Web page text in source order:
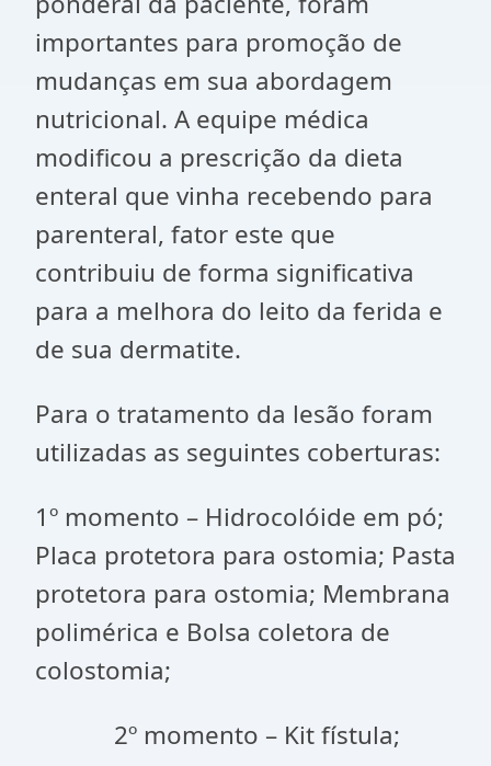
importantes para promoção de
mudanças em sua abordagem
nutricional. A equipe médica
modificou a prescrição da dieta
enteral que vinha recebendo para
parenteral, fator este que
contribuiu de forma significativa
para a melhora do leito da ferida e
de sua dermatite.
Para o tratamento da lesão foram
utilizadas as seguintes coberturas:
1º momento – Hidrocolóide em pó;
Placa protetora para ostomia; Pasta
protetora para ostomia; Membrana
polimérica e Bolsa coletora de
colostomia;
2º momento – Kit fístula;